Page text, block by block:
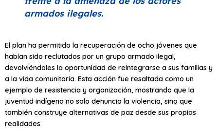
armados ilegales.
El plan ha permitido la recuperación de ocho jóvenes que
habían sido reclutados por un grupo armado ilegal,
devolviéndoles la oportunidad de reintegrarse a sus familias y
a la vida comunitaria. Esta acción fue resaltada como un
ejemplo de resistencia y organización, mostrando que la
juventud indígena no solo denuncia la violencia, sino que
también construye alternativas de paz desde sus propias
realidades.